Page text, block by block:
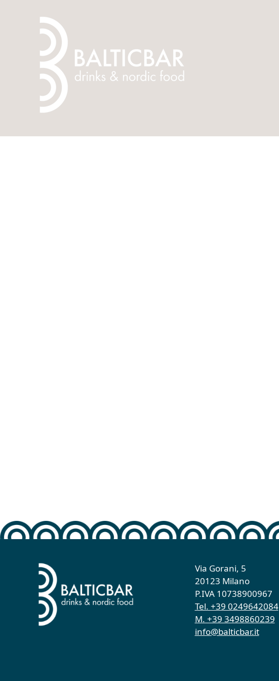
Via Gorani, 5
‪20123 Milano
P.IVA ‪10738900967
Tel. +39 0249642084
M. +39 3498860239
info@balticbar.it